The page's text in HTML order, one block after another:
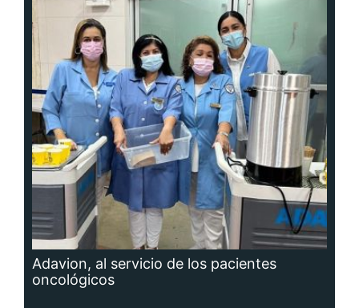
Adavion, al servicio de los pacientes
oncológicos